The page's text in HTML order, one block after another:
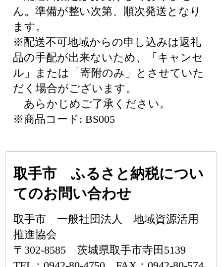
ん。準備が整い次第、順次発送となり
ます。
※配送不可地域からの申し込みは返礼
品の手配が出来ないため、「キャンセ
ル」または「寄附のみ」とさせていた
だく場合がございます。
あらかじめご了承ください。
※商品コード: BS005
取手市 ふるさと納税につい
てのお問い合わせ
取手市 一般社団法人 地域資源活用
推進協会
〒302-8585 茨城県取手市寺田5139